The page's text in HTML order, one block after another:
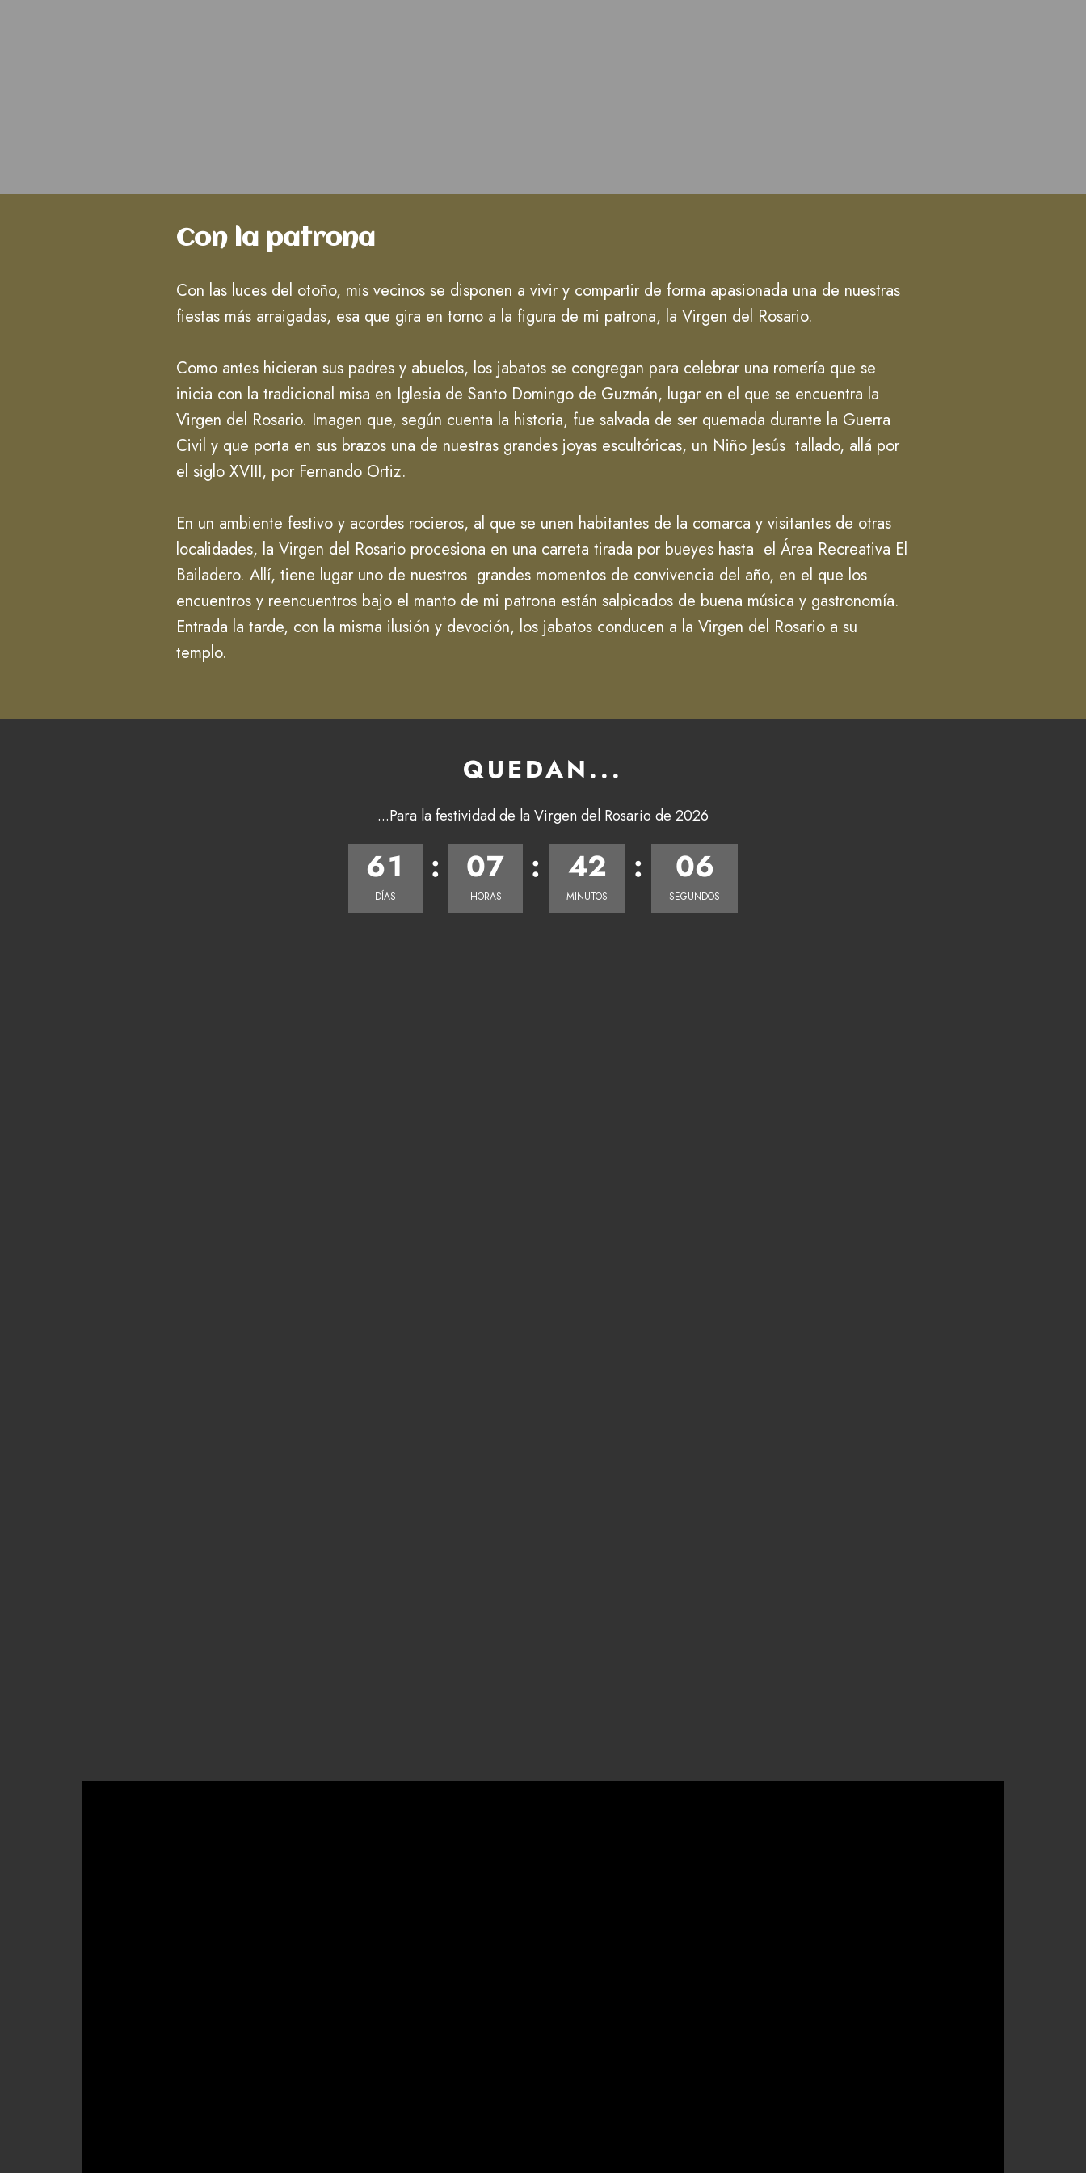
Con la patrona
Con las luces del otoño, mis vecinos se disponen a vivir y compartir de forma apasionada una de nuestras
fiestas más arraigadas, esa que gira en torno a la figura de mi patrona, la Virgen del Rosario.
Como antes hicieran sus padres y abuelos, los jabatos se congregan para celebrar una romería que se
inicia con la tradicional misa en Iglesia de Santo Domingo de Guzmán, lugar en el que se encuentra la
Virgen del Rosario. Imagen que, según cuenta la historia, fue salvada de ser quemada durante la Guerra
Civil y que porta en sus brazos una de nuestras grandes joyas escultóricas, un Niño Jesús tallado, allá por
el siglo XVIII, por Fernando Ortiz.
En un ambiente festivo y acordes rocieros, al que se unen habitantes de la comarca y visitantes de otras
localidades, la Virgen del Rosario procesiona en una carreta tirada por bueyes hasta el Área Recreativa El
Bailadero. Allí, tiene lugar uno de nuestros grandes momentos de convivencia del año, en el que los
encuentros y reencuentros bajo el manto de mi patrona están salpicados de buena música y gastronomía.
Entrada la tarde, con la misma ilusión y devoción, los jabatos conducen a la Virgen del Rosario a su
templo.
QUEDAN...
...Para la festividad de la Virgen del Rosario de 2026
61
DÍAS
: 07
HORAS
: 42
MINUTOS
: 0
6
5
SEGUNDOS